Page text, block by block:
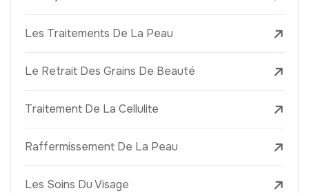
Les Traitements De La Peau
Le Retrait Des Grains De Beauté
Traitement De La Cellulite
Raffermissement De La Peau
Les Soins Du Visage